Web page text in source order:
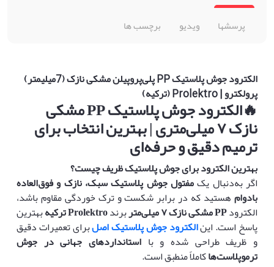
پرسشها
ویدیو برچسب ها
الکترود جوش پلاستیک PP پلی‌پروپیلن مشکی نازک (7میلیمتر)
پرولکترو | Prolektro (ترکیه)
🔥الکترود جوش پلاستیک مشکی
نازک۷میلی‌متری | بهترین انتخاب برای
ترمیم دقیق و حرفه‌ای
بهترین الکترود برای جوش پلاستیک ظریف چیست؟
اگر به‌دنبال یکمفتول جوش پلاستیک سبک، نازک و فوق‌العاده
بادوامهستید که در برابر شکست و ترک خوردگی مقاوم باشد،
الکترودPPمشکی نازک۷میلی‌متربرندProlektroترکیهبهترین
پاسخ است. اینالکترود جوش پلاستیک اصلبرای تعمیرات دقیق
و ظریف طراحی شده و با استانداردهای جهانی در جوش
ترموپلاست‌هاکاملاً منطبق است.